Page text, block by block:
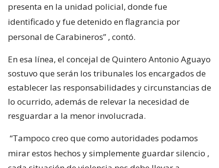
presenta en la unidad policial, donde fue
identificado y fue detenido en flagrancia por
personal de Carabineros” , contó.
En esa línea, el concejal de Quintero Antonio Aguayo
sostuvo que serán los tribunales los encargados de
establecer las responsabilidades y circunstancias de
lo ocurrido, además de relevar la necesidad de
resguardar a la menor involucrada.
“Tampoco creo que como autoridades podamos
mirar estos hechos y simplemente guardar silencio ,